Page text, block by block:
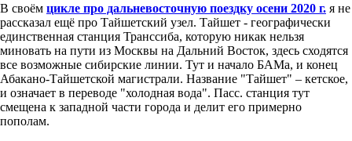
В своём цикле про дальневосточную поездку осени 2020 г. я не
рассказал ещё про Тайшетский узел. Тайшет - географически
единственная станция Транссиба, которую никак нельзя
миновать на пути из Москвы на Дальний Восток, здесь сходятся
все возможные сибирские линии. Тут и начало БАМа, и конец
Абакано-Тайшетской магистрали. Название "Тайшет" – кетское,
и означает в переводе "холодная вода". Пасс. станция тут
смещена к западной части города и делит его примерно
пополам.